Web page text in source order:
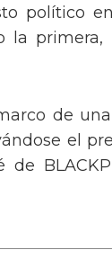
político
primera,
de
el